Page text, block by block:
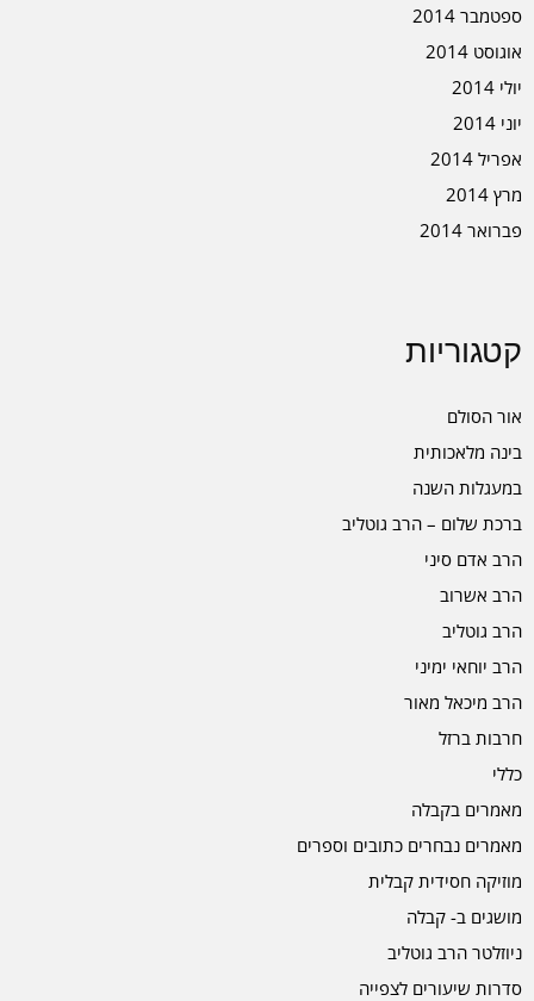
ספטמבר 2014
אוגוסט 2014
יולי 2014
יוני 2014
אפריל 2014
מרץ 2014
פברואר 2014
קטגוריות
אור הסולם
בינה מלאכותית
במעגלות השנה
ברכת שלום – הרב גוטליב
הרב אדם סיני
הרב אשרוב
הרב גוטליב
הרב יוחאי ימיני
הרב מיכאל מאור
חרבות ברזל
כללי
מאמרים בקבלה
מאמרים נבחרים כתובים וספרים
מוזיקה חסידית קבלית
מושגים ב- קבלה
ניוזלטר הרב גוטליב
סדרות שיעורים לצפייה